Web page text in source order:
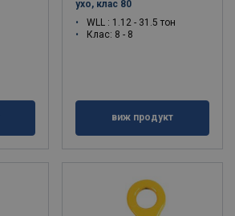
ухо, клас 80
WLL : 1.12 - 31.5 тон
Клас: 8 - 8
виж продукт